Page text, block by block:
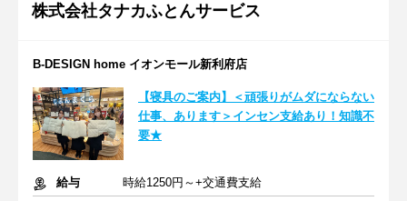
株式会社タナカふとんサービス
B-DESIGN home イオンモール新利府店
【寝具のご案内】＜頑張りがムダにならない
仕事、あります＞インセン支給あり！知識不
要★
給与
時給1250円～+交通費支給